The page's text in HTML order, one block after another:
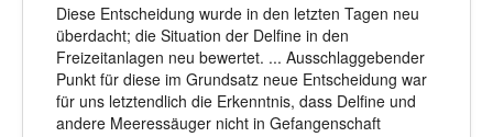
Diese Entscheidung wurde in den letzten Tagen neu
überdacht; die Situation der Delfine in den
Freizeitanlagen neu bewertet. ... Ausschlaggebender
Punkt für diese im Grundsatz neue Entscheidung war
für uns letztendlich die Erkenntnis, dass Delfine und
andere Meeressäuger nicht in Gefangenschaft